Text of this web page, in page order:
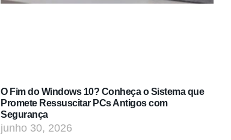
O Fim do Windows 10? Conheça o Sistema que
Promete Ressuscitar PCs Antigos com
Segurança
junho 30, 2026